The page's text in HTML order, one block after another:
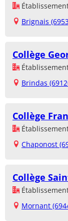
Brignais
Collège
Brindas
Collège
Chaponost
Collège
Mornant